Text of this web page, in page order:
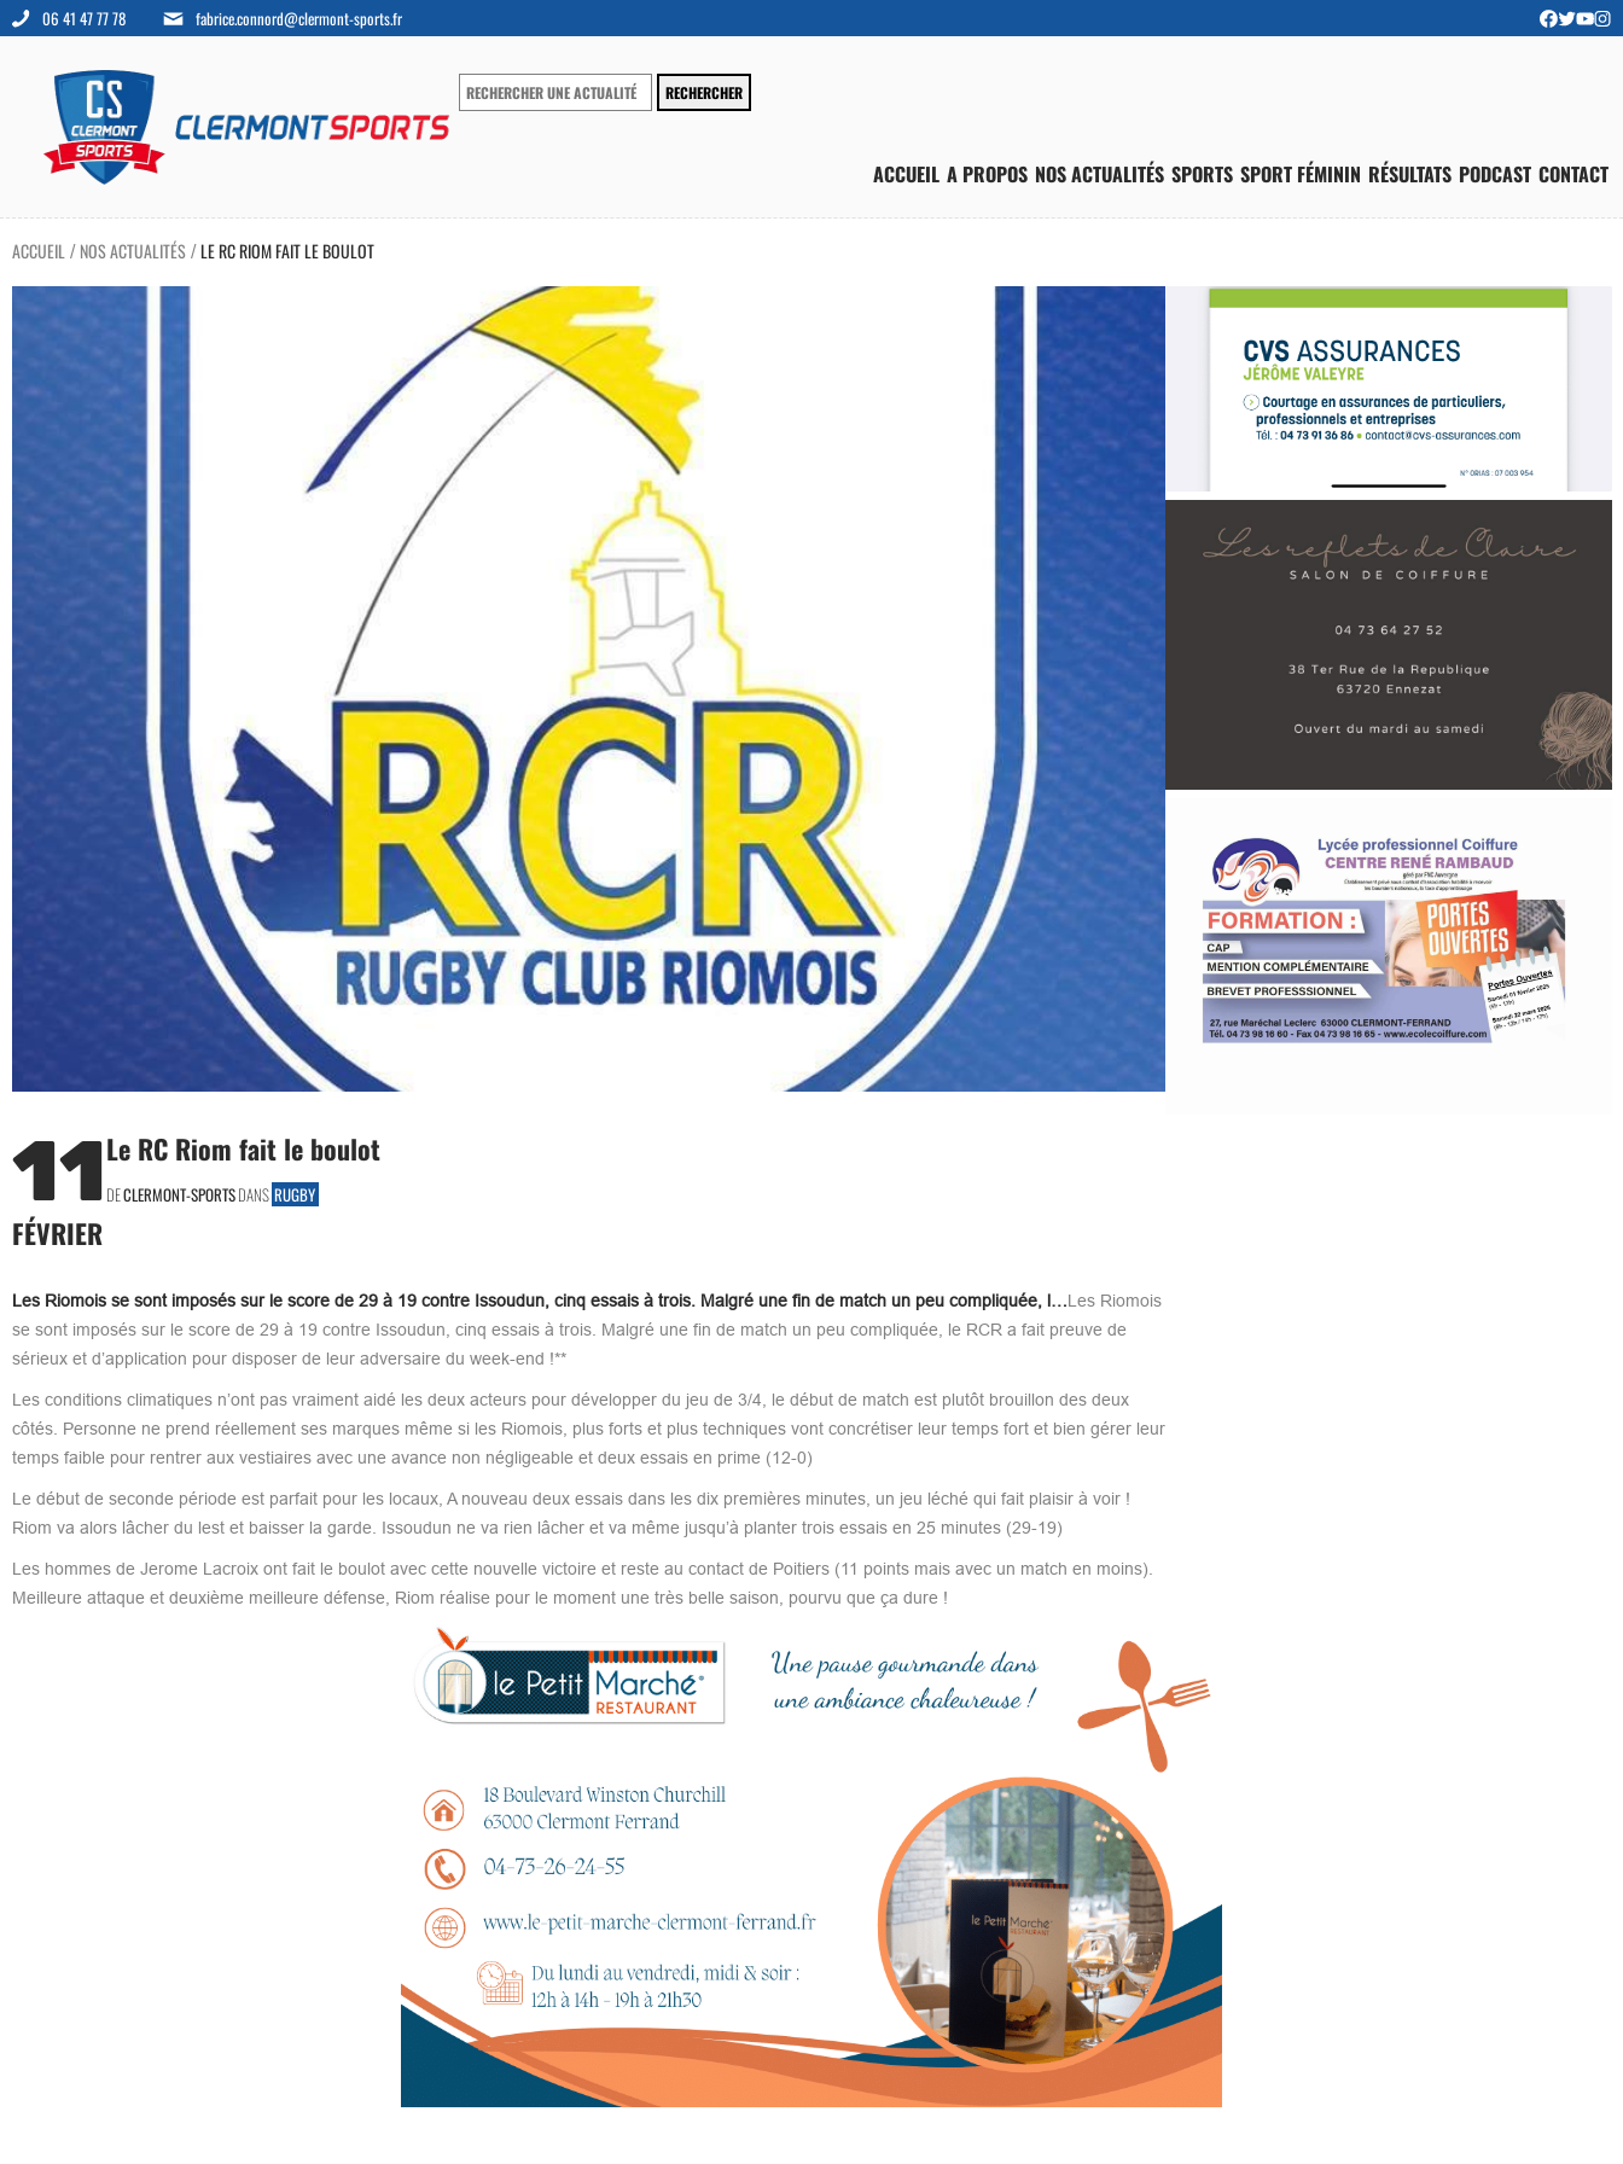
06 41 47 77 78 fabrice.connord@clermont-sports.fr
ACCUEIL A PROPOS NOS ACTUALITÉS SPORTS SPORT FÉMININ RÉSULTATS PODCAST CONTACT
ACCUEIL / NOS ACTUALITÉS/LE RC RIOM FAIT LE BOULOT
11
FÉVRIER
Le RC Riom fait le boulot
DECLERMONT-SPORTSDANS RUGBY
Les Riomois se sont imposés sur le score de 29 à 19 contre Issoudun, cinq essais à trois. Malgré une fin de match un peu compliquée, l…Les Riomois
se sont imposés sur le score de 29 à 19 contre Issoudun, cinq essais à trois. Malgré une fin de match un peu compliquée, le RCR a fait preuve de
sérieux et d’application pour disposer de leur adversaire du week-end !**
Les conditions climatiques n’ont pas vraiment aidé les deux acteurs pour développer du jeu de 3/4, le début de match est plutôt brouillon des deux
côtés. Personne ne prend réellement ses marques même si les Riomois, plus forts et plus techniques vont concrétiser leur temps fort et bien gérer leur
temps faible pour rentrer aux vestiaires avec une avance non négligeable et deux essais en prime (12-0)
Le début de seconde période est parfait pour les locaux, A nouveau deux essais dans les dix premières minutes, un jeu léché qui fait plaisir à voir !
Riom va alors lâcher du lest et baisser la garde. Issoudun ne va rien lâcher et va même jusqu’à planter trois essais en 25 minutes (29-19)
Les hommes de Jerome Lacroix ont fait le boulot avec cette nouvelle victoire et reste au contact de Poitiers (11 points mais avec un match en moins).
Meilleure attaque et deuxième meilleure défense, Riom réalise pour le moment une très belle saison, pourvu que ça dure !